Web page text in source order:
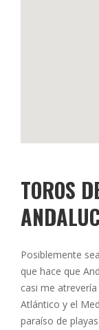
TOROS
Posiblemente
que hace que
casi me
Atlántico y el
paraíso de